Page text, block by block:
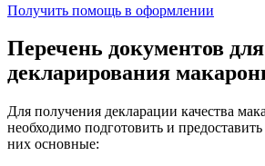
Получить помощь в оформлении
Перечень документов для
декларирования
Для получения декларации качества
необходимо подготовить и
них основные: